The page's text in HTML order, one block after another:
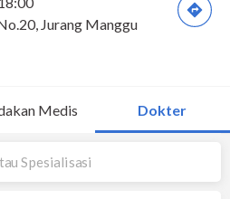
Medis Dokter